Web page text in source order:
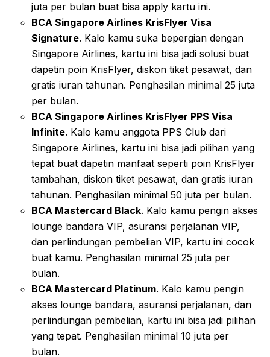
juta per bulan buat bisa apply kartu ini.
BCA Singapore Airlines KrisFlyer Visa
Signature. Kalo kamu suka bepergian dengan
Singapore Airlines, kartu ini bisa jadi solusi buat
dapetin poin KrisFlyer, diskon tiket pesawat, dan
gratis iuran tahunan. Penghasilan minimal 25 juta
per bulan.
BCA Singapore Airlines KrisFlyer PPS Visa
Infinite. Kalo kamu anggota PPS Club dari
Singapore Airlines, kartu ini bisa jadi pilihan yang
tepat buat dapetin manfaat seperti poin KrisFlyer
tambahan, diskon tiket pesawat, dan gratis iuran
tahunan. Penghasilan minimal 50 juta per bulan.
BCA Mastercard Black. Kalo kamu pengin akses
lounge bandara VIP, asuransi perjalanan VIP,
dan perlindungan pembelian VIP, kartu ini cocok
buat kamu. Penghasilan minimal 25 juta per
bulan.
BCA Mastercard Platinum. Kalo kamu pengin
akses lounge bandara, asuransi perjalanan, dan
perlindungan pembelian, kartu ini bisa jadi pilihan
yang tepat. Penghasilan minimal 10 juta per
bulan.